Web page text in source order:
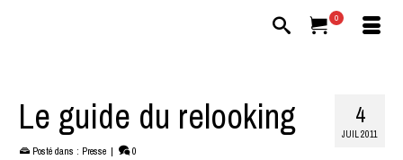
0
4
JUIL 2011
Le guide du relooking
Posté dans : Presse | 0